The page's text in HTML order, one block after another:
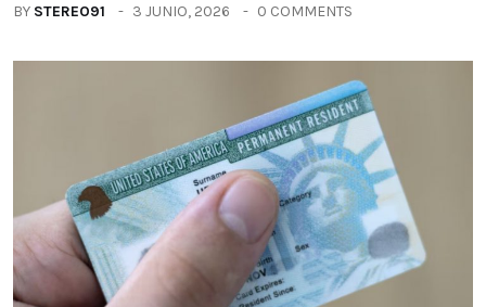
BY STEREO91 3 JUNIO, 2026 0 COMMENTS